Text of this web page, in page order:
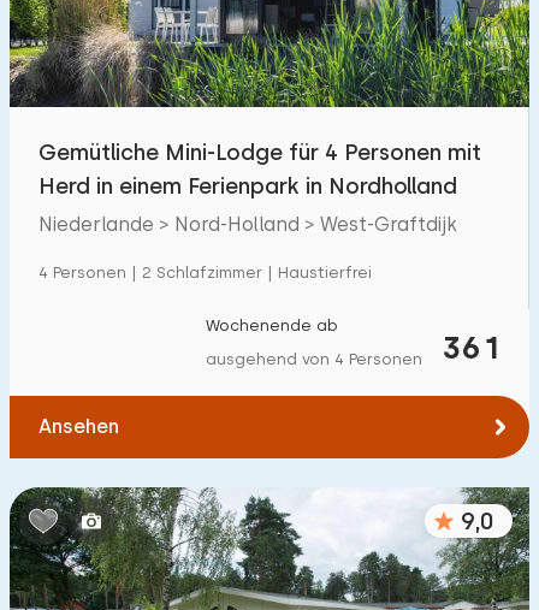
Unterkunft
Im Ferienpark
Einfamilienhaus
Ferienbauernhof
Tiny house
Kinderfreundlich
Kindermöbel 0
Gemütliche Mini-Lodge für 4 Personen mit
Herd in einem Ferienpark in Nordholland
Niederlande > Nord-Holland > West-Graftdijk
4 Personen | 2 Schlafzimmer | Haustierfrei
361
Wochenende ab
ausgehend von 4 Personen
Ansehen
9,0